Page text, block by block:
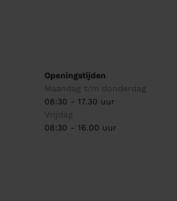
Openingstijden
Maandag t/m donderdag
08:30 - 17.30 uur
Vrijdag
08:30 - 16.00 uur